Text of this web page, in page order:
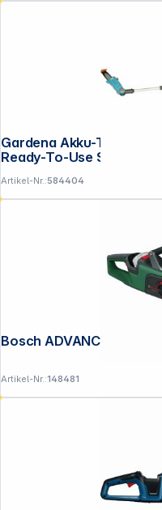
Gardena Akku-Telesk.Hochentaster
Ready-To-Use Set
Artikel-Nr.:584404
Artikel-Nr.:148481